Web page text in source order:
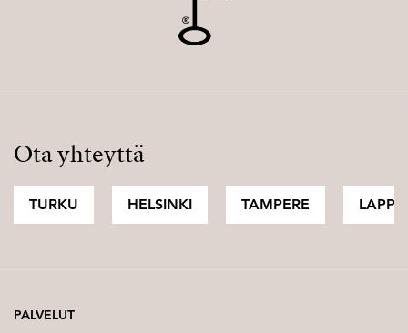
Ota yhteyttä
TURKU HELSINKI TAMPERE LAPPI
PALVELUT